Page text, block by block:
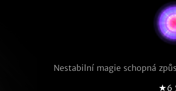
Nestabilní magie schopná
★6